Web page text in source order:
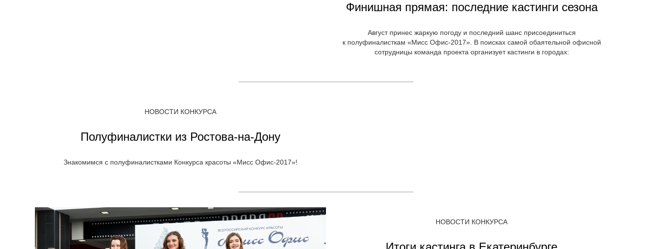
Финишная прямая: последние кастинги сезона
Август принес жаркую погоду и последний шанс присоединиться
к полуфиналисткам «Мисс Офис-2017». В поисках самой обаятельной офисной
сотрудницы команда проекта организует кастинги в городах:
НОВОСТИ КОНКУРСА
Полуфиналистки из Ростова-на-Дону
Знакомимся с полуфиналистками Конкурса красоты «Мисс Офис-2017»!
НОВОСТИ КОНКУРСА